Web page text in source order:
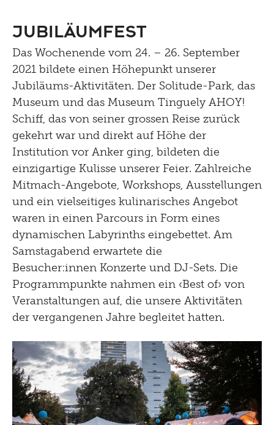
Jubiläumfest
Das Wochenende vom 24. – 26. September
2021 bildete einen Höhepunkt unserer
Jubiläums-Aktivitäten. Der Solitude-Park, das
Museum und das Museum Tinguely AHOY!
Schiff, das von seiner grossen Reise zurück
gekehrt war und direkt auf Höhe der
Institution vor Anker ging, bildeten die
einzigartige Kulisse unserer Feier. Zahlreiche
Mitmach-Angebote, Workshops, Ausstellungen
und ein vielseitiges kulinarisches Angebot
waren in einen Parcours in Form eines
dynamischen Labyrinths eingebettet. Am
Samstagabend erwartete die
Besucher:innen Konzerte und DJ-Sets. Die
Programmpunkte nahmen ein ‹Best of› von
Veranstaltungen auf, die unsere Aktivitäten
der vergangenen Jahre begleitet hatten.